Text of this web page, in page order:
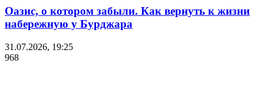
Оазис, о котором забыли. Как вернуть к жизни
набережную у Бурджара
31.07.2026, 19:25
968